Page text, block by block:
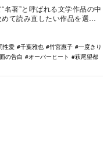
名著”と呼ばれる文学作品の中
て読み直したい作品を選書
性愛 千葉雅也 竹宮惠子
一度きり
の告白 オーバーヒート
萩尾望都